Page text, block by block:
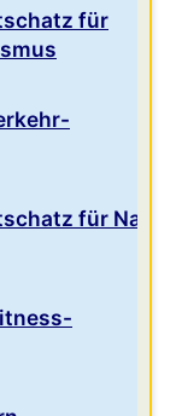
für
für Natur